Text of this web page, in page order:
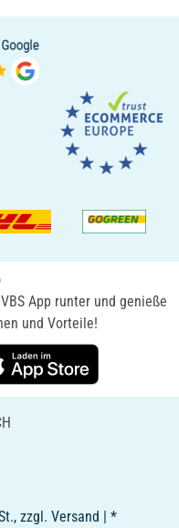
App runter und genieße
und Vorteile!
zzgl. Versand | *